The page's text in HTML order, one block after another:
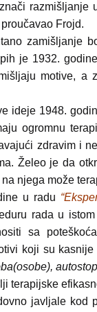
Frojd.
zamišljanje
je 1932.
motive, a
ideje 1948.
ogromnu
zdravim i
Želeo je da
njega može
u radu
rada u
sa
koji su kasnije
terapijske
javljale kod